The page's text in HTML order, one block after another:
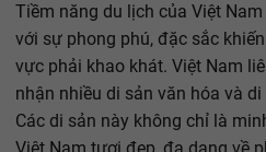
Tiềm năng du lịch của Việt
với sự phong phú, đặc sắc
vực phải khao khát. Việt Nam
nhận nhiều di sản văn hóa và
Các di sản này không chỉ là